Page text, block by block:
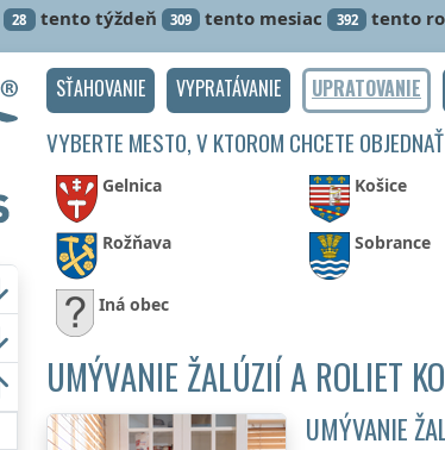
28 tento týždeň 309 tento mesiac 392 tento
SŤAHOVANIE VYPRATÁVANIE UPRATOVANIE
VYBERTE MESTO, V KTOROM CHCETE
Gelnica Košice
Rožňava Sobrance
Iná obec
UMÝVANIE ŽALÚZIÍ A ROLIET
UMÝVANIE